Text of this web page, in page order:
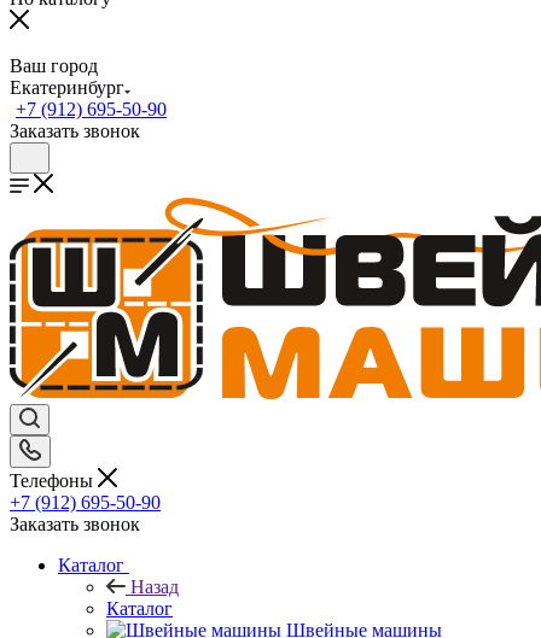
Ваш город
Екатеринбург
+7 (912) 695-50-90
Заказать звонок
Телефоны
+7 (912) 695-50-90
Заказать звонок
Каталог
Назад
Каталог
Швейные машины